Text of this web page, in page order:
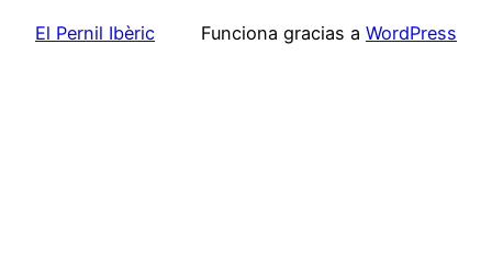
El Pernil Ibèric Funciona gracias a WordPress